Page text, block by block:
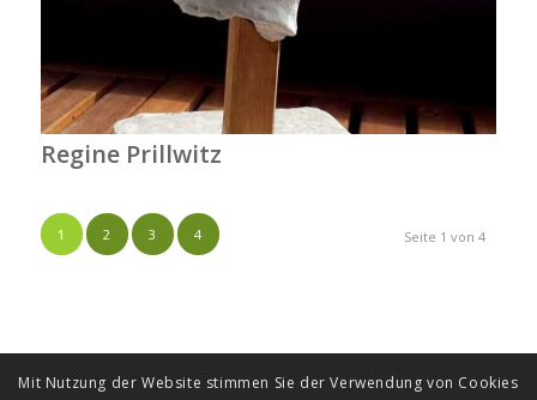
Regine Prillwitz
Seite 1 von 4
1 2 3 4
Mit Nutzung der Website stimmen Sie der Verwendung von Cookies